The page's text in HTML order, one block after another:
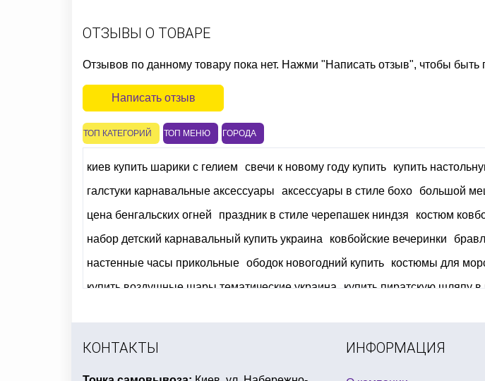
ОТЗЫВЫ О ТОВАРЕ
Отзывов по данному товару пока нет. Нажми "Написать отзыв", чтобы быть
Написать отзыв
ТОП КАТЕГОРИЙ ТОП МЕНЮ ГОРОДА
киев купить шарики с гелием свечи к новому году купить купить
галстуки карнавальные аксессуары
аксессуары в стиле бохо большой
цена бенгальских огней
праздник в стиле черепашек ниндзя костюм
набор детский карнавальный купить украина
ковбойские вечеринки
настенные часы прикольные ободок новогодний купить костюмы для
купить воздушные шары тематические украина купить пиратскую шляпу в
КОНТАКТЫ ИНФОРМАЦИЯ